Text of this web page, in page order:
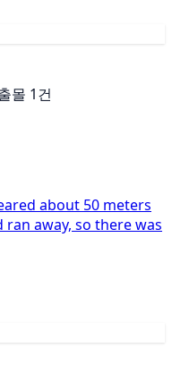
몰 1건
about 50 meters
away, so there was